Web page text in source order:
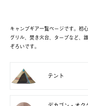
キャンプギア一覧ページです。初
グリル、焚き火台、タープなど、
ぞろいです。
テント